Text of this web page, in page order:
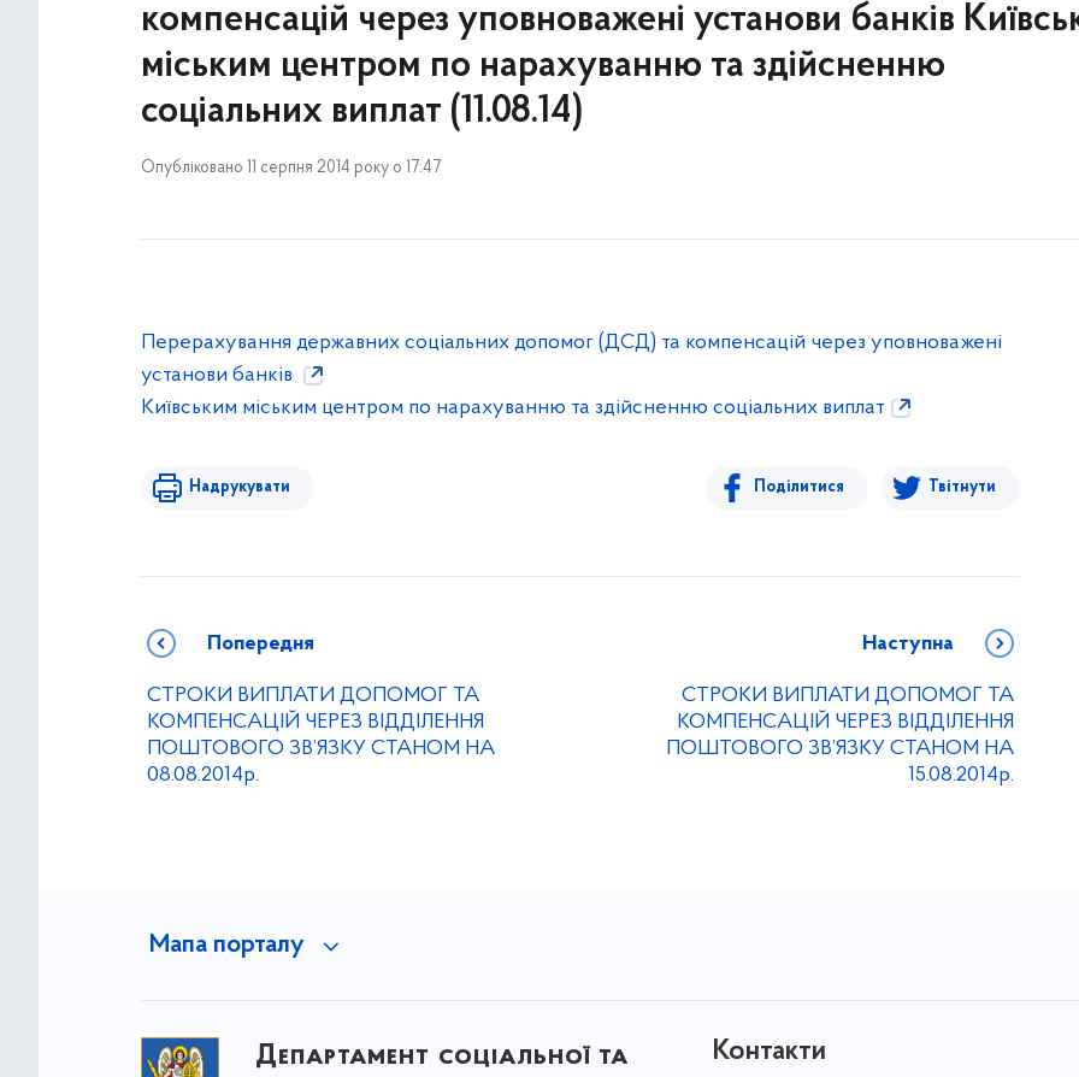
компенсацій через уповноважені установи банків
міським центром по нарахуванню та здійсненню
соціальних виплат (11.08.14)
Опубліковано 11 серпня 2014 року о 17:47
Перерахування державних соціальних допомог (ДСД) та компенсацій через уповноважені
установи банків
Київським міським центром по нарахуванню та здійсненню соціальних виплат
Надрукувати Поділитися Твітнути
Попередня
СТРОКИ ВИПЛАТИ ДОПОМОГ ТА
КОМПЕНСАЦІЙ ЧЕРЕЗ ВІДДІЛЕННЯ
ПОШТОВОГО ЗВ’ЯЗКУ СТАНОМ НА
08.08.2014р.
Наступна
СТРОКИ ВИПЛАТИ ДОПОМОГ ТА
КОМПЕНСАЦІЙ ЧЕРЕЗ ВІДДІЛЕННЯ
ПОШТОВОГО ЗВ’ЯЗКУ СТАНОМ НА
15.08.2014р.
Мапа порталу
Департамент соціальної та Контакти